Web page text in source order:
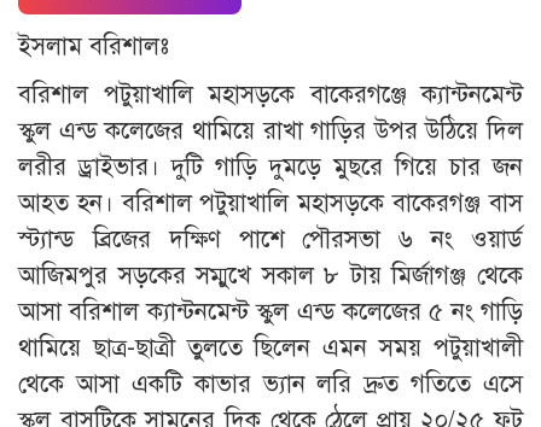
ইসলাম বরিশালঃ
বরিশাল পটুয়াখালি মহাসড়কে বাকেরগঞ্জে ক্যান্টনমেন্ট
স্কুল এন্ড কলেজের থামিয়ে রাখা গাড়ির উপর উঠিয়ে দিল
লরীর ড্রাইভার। দুটি গাড়ি দুমড়ে মুছরে গিয়ে চার জন
আহত হন। বরিশাল পটুয়াখালি মহাসড়কে বাকেরগঞ্জ বাস
স্ট্যান্ড ব্রিজের দক্ষিণ পাশে পৌরসভা ৬ নং ওয়ার্ড
আজিমপুর সড়কের সম্মুখে সকাল ৮ টায় মির্জাগঞ্জ থেকে
আসা বরিশাল ক্যান্টনমেন্ট স্কুল এন্ড কলেজের ৫ নং গাড়ি
থামিয়ে ছাত্র-ছাত্রী তুলতে ছিলেন এমন সময় পটুয়াখালী
থেকে আসা একটি কাভার ভ্যান লরি দ্রুত গতিতে এসে
স্কুল বাসটিকে সামনের দিক থেকে ঠেলে প্রায় ২০/২৫ ফুট